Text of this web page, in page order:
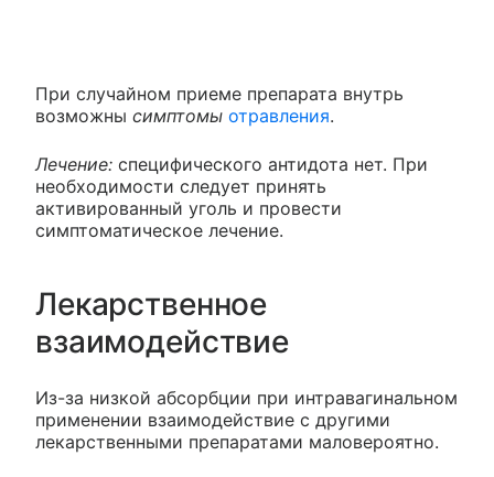
При случайном приеме препарата внутрь
возможны симптомы отравления.
Лечение: специфического антидота нет. При
необходимости следует принять
активированный уголь и провести
симптоматическое лечение.
Лекарственное
взаимодействие
Из-за низкой абсорбции при интравагинальном
применении взаимодействие с другими
лекарственными препаратами маловероятно.